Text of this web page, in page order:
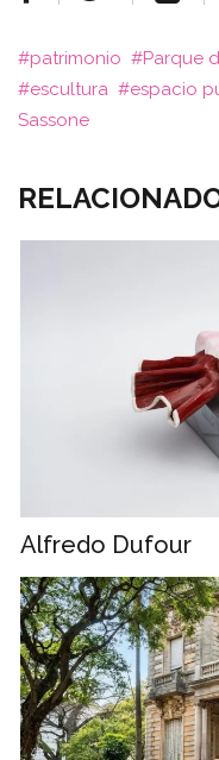
patrimonio Parque
escultura
espacio
Sassone
Alfredo Dufour